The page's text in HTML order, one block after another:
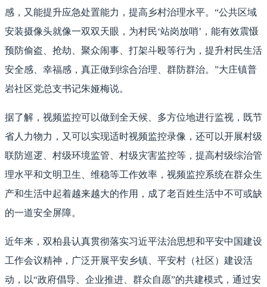
感，又能提升应急处置能力，提高乡村治理水平。“公共区域
安装摄像头就像一双双天眼，为村民‘站岗放哨’，能有效震慑
预防偷盗、抢劫、聚众闹事、打架斗殴等行为，提升村民生活
安全感、幸福感，真正做到综合治理、群防群治。”大庄镇普
岩社区党总支书记朱娅梅说。
据了解，视频监控可以做到全天候、多方位地进行监视，既节
省人力物力，又可以实现适时视频监控录像，还可以开展村级
联防巡逻、村级环境监管、村级灾害监控等，提高村级综治管
理水平和文明卫生、维稳等工作效率，视频监控系统在群众生
产和生活中起着越来越大的作用，成了老百姓生活中不可或缺
的一道安全屏障。
近年来，双柏县认真贯彻落实习近平法治思想和平安中国建设
工作会议精神，广泛开展平安乡镇、平安村（社区）建设活
动，以“政府倡导、企业推进、群众自愿”的共建模式，通过安